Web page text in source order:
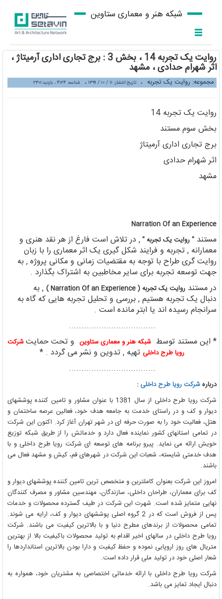
شبکه هنر و معماری ستاوین
روایت یک تجربه 14 ، بخش 3 : برج تجاری اداری آرمیتاژ ،
اثر شهرام حدادی ، مشهد
مجموعه: روایت یک تجربه ، تاریخ انتشار: ۱۱ / ۱۰ / ۱۳۹۹ ، شناسه: ۴۱۲۴ ، بازدید:۲۳۰۱
روایت یک تجربه 14
بخش سوم مستند
برج تجاری اداری آرمیتاژ
اثر شهرام حدادی
مشهد
Narration Of an Experience
مستند " روایت یک تجربه ", در تلاش است فارغ از هر نقد هنری و
معمارانه , تجربه و فرایند شکل گیری یک اثر معماری را با زبان
روایت گری طراح با توجه به مقتضیات زمانی و مکانی پروژه , به
جهت توسعه تجربه برای سایر مخاطبین به اشتراک بگذارد .
در مستند روایت یک تجربه ( Narration Of an Experience )
, به
دنبال یک تجربه هستیم , بررسی و تحلیل تجربه هایی که گاه به
سرانجام رسیده اند یا ابتر مانده است .
...................................
* این مستند توسط شبکه هنر و معماری ستاوین و تحت حمایتشرکت
رویا طرح داخلی تهیه , تدوین و نشر می گردد . *
...................................
دربارهشرکت رویا طرح داخلی :
شرکت رویا طرح داخلی از سال 1381 با عنوان مشاور و تامین کننده پوششهای
دیوار و کف و در راستای خدمت به جامعه هدف خود، فعالین عرصه ساختمان و
هتل، فعالیت خود را به صورت حرفه ای در شهر تهران آغاز کرد. اکنون این شرکت
در تمامی استانهای کشور نماینده فعال دارد و خدماتش را از طریق شبکه توزیع
خویش ارائه می نماید. پیرو برنامه های توسعه ای شرکت رویا طرح داخلی و با
هدف خدمتی شایسته، شعبات این شرکت در شهرهای قم، کیش و مشهد فعال می
باشند.
امروز این شرکت بعنوان کاملترین و متخصص ترین تامین کننده پوششهای دیوار و
کف برای معماران، طراحان داخلی، سازندگان، مهندسین مشاور و مصرف کنندگان
نهایی متمایز شده است. شهرت این شرکت در طیف گسترده محصولات و خدمات
پس از فروش است که در 2 گروه اصلی پوششهای دیوار و کف، ارایه می شوند.
تمامی محصولات از برندهای مطرح دنیا و با بالاترین کیفیت می باشند. شرکت
رویا طرح داخلی در سالهای اخیر اقدام به تولید محصولات باکیفیت بالا از بهترین
متریال های روز اروپایی نموده و حفظ کیفیت و دارا بودن بالاترین استانداردها را
شعار اصلی خود در تولید ملی قرار داده است.
شرکت رویا طرح داخلی با ارائه خدماتی اختصاصی به مشتریان خود، همواره به
دنبال ایجاد تمایز می باشد.